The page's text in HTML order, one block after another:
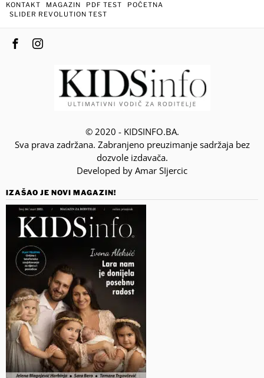
KONTAKT MAGAZIN PDF TEST
POČETNA
SLIDER REVOLUTION TEST
© 2020 - KIDSINFO.BA.
Sva prava zadržana. Zabranjeno preuzimanje sadržaja bez
dozvole izdavača.
Developed by Amar SIjercic
IZAŠAO JE NOVI MAGAZIN!